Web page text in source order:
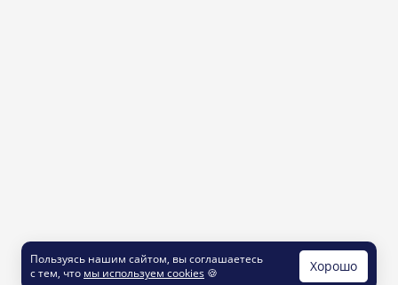
Пользуясь нашим сайтом, вы соглашаетесь
с тем, что мы используем cookies 🍪 Хорошо